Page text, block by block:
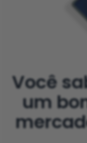
Você
um